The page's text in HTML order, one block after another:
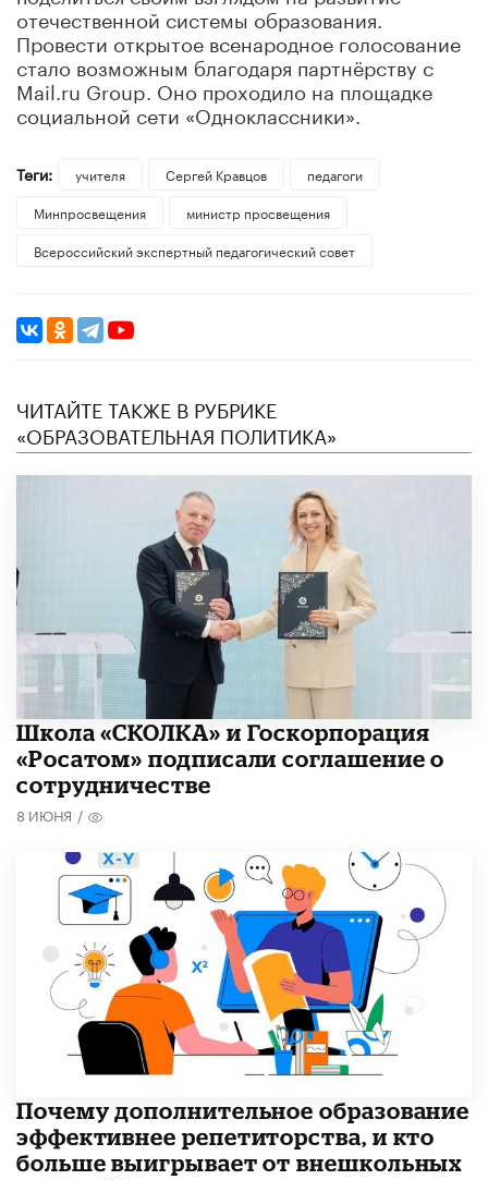
отечественной системы образования.
Провести открытое всенародное голосование
стало возможным благодаря партнёрству с
Mail.ru Group. Оно проходило на площадке
социальной сети «Одноклассники».
Теги: учителя Сергей Кравцов
педагоги
Минпросвещения
министр просвещения
Всероссийский экспертный педагогический совет
ЧИТАЙТЕ ТАКЖЕ В РУБРИКЕ
«ОБРАЗОВАТЕЛЬНАЯ ПОЛИТИКА»
Школа «СКОЛКА» и Госкорпорация
«Росатом» подписали соглашение о
сотрудничестве
8 ИЮНЯ /
​Почему дополнительное образование
эффективнее репетиторства, и кто
больше выигрывает от внешкольных